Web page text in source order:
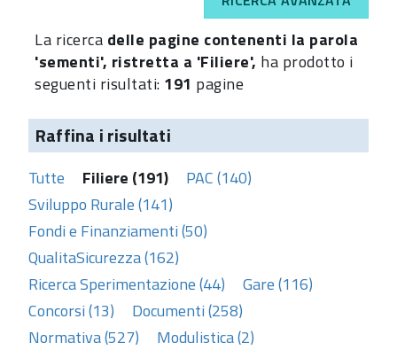
La ricerca delle pagine contenenti la parola
'sementi', ristretta a 'Filiere', ha prodotto i
seguenti risultati: 191 pagine
Raffina i risultati
Tutte Filiere (191)
PAC (140)
Sviluppo Rurale (141)
Fondi e Finanziamenti (50)
QualitaSicurezza (162)
Ricerca Sperimentazione (44)
Gare (116)
Concorsi (13)
Documenti (258)
Normativa (527)
Modulistica (2)